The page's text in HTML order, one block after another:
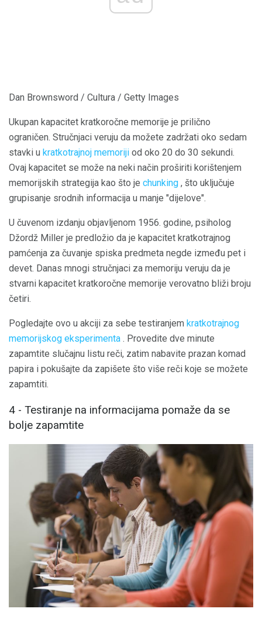
Dan Brownsword / Cultura / Getty Images
Ukupan kapacitet kratkoročne memorije je prilično
ograničen. Stručnjaci veruju da možete zadržati oko sedam
stavki u kratkotrajnoj memoriji od oko 20 do 30 sekundi.
Ovaj kapacitet se može na neki način proširiti korištenjem
memorijskih strategija kao što je chunking , što uključuje
grupisanje srodnih informacija u manje "dijelove".
U čuvenom izdanju objavljenom 1956. godine, psiholog
Džordž Miller je predložio da je kapacitet kratkotrajnog
pamćenja za čuvanje spiska predmeta negde između pet i
devet. Danas mnogi stručnjaci za memoriju veruju da je
stvarni kapacitet kratkoročne memorije verovatno bliži broju
četiri.
Pogledajte ovo u akciji za sebe testiranjem kratkotrajnog
memorijskog eksperimenta . Provedite dve minute
zapamtite slučajnu listu reči, zatim nabavite prazan komad
papira i pokušajte da zapišete što više reči koje se možete
zapamtiti.
4 - Testiranje na informacijama pomaže da se
bolje zapamtite